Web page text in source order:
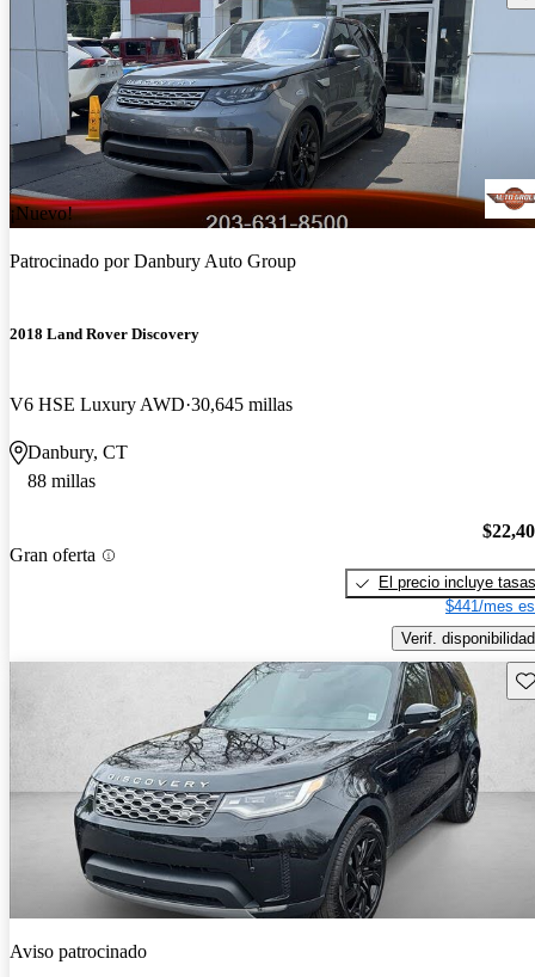
¡Nuevo!
Patrocinado porDanbury Auto Group
2018 Land Rover Discovery
V6 HSE Luxury AWD 30,645 millas
Danbury, CT
88 millas
Gran oferta
El precio incluye tasas
$441/mes
Verif. disponibilidad
Aviso patrocinado